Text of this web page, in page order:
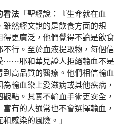
看法 「聖經說：『生命就在血
然經文說的是飲食方面的規
更廣泛，他們覺得不論是飲食
不行。至於血液提取物，每個信
……耶和華見證人拒絕輸血不是
高品質的醫療。他們相信輸血
輸血染上愛滋病或其他疾病，
點。其實不輸血手術更安全，
有的人通常也不會選擇輸血，
感染的風險。」